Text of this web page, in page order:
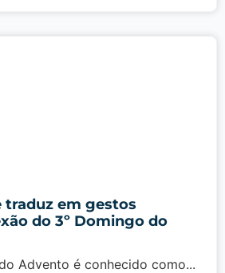
traduz em gestos
do 3º Domingo do
Advento é conhecido como...